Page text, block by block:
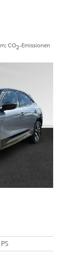
; CO2-Emissionen